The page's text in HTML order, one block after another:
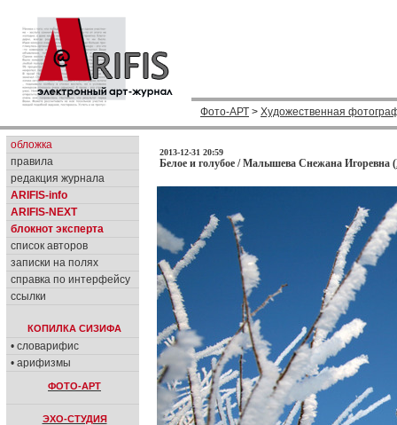
Фото-АРТ > Художественная
обложка
правила
редакция журнала
ARIFIS-info
ARIFIS-NEXT
блокнот эксперта
список авторов
записки на полях
справка по интерфейсу
ссылки
КОПИЛКА СИЗИФА
• словарифис
• арифизмы
ФОТО-АРТ
ЭХО-СТУДИЯ
2013-12-31 20:59
Белое и голубое / Малышева Снежана Игоревна (